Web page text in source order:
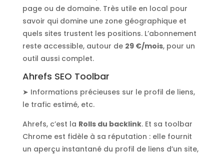
page ou de domaine. Très utile en local pour
savoir qui domine une zone géographique et
quels sites trustent les positions. L’abonnement
reste accessible, autour de 29 €/mois, pour un
outil aussi complet.
Ahrefs SEO Toolbar
➤ Informations précieuses sur le profil de liens,
le trafic estimé, etc.
Ahrefs, c’est la Rolls du backlink. Et sa toolbar
Chrome est fidèle à sa réputation : elle fournit
un aperçu instantané du profil de liens d’un site,